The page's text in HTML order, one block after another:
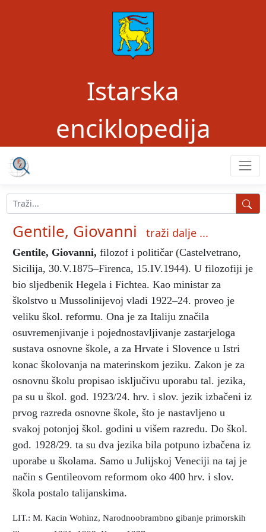
Istarska
enciklopedija
Gentile, Giovanni traži dalje ...
Gentile, Giovanni, filozof i političar (Castelvetrano,
Sicilija, 30.V.1875–Firenca, 15.IV.1944). U filozofiji je
bio sljedbenik Hegela i Fichtea. Kao ministar za
školstvo u Mussolinijevoj vladi 1922–24. proveo je
veliku škol. reformu. Ona je za Italiju značila
osuvremenjivanje i pojednostavljivanje zastarjeloga
sustava osnovne škole, a za Hrvate i Slovence u Istri
konac školovanja na materinskom jeziku. Zakon je za
osnovnu školu propisao isključivu uporabu tal. jezika,
pa su u škol. god. 1923/24. hrv. i slov. jezik izbačeni iz
prvog razreda osnovne škole, što je nastavljeno u
svakoj potonjoj škol. godini u višem razredu. Do škol.
god. 1928/29. ta su dva jezika bila potpuno izbačena iz
uporabe u školama. Samo u Julijskoj Veneciji na taj je
način s Gentileovom reformom oko 400 hrv. i slov.
škola postalo talijanskima.
LIT.: M. Kacin Wohinz, Narodnoobrambno gibanje primorskih